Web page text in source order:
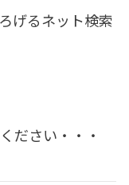
げるネット検索
ださい・・・